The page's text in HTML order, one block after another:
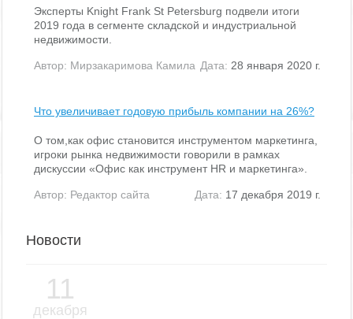
Эксперты Knight Frank St Petersburg подвели итоги
2019 года в сегменте складской и индустриальной
недвижимости.
Автор: Мирзакаримова Камила Дата: 28 января 2020 г.
Что увеличивает годовую прибыль компании на 26%?
О том,как офис становится инструментом маркетинга,
игроки рынка недвижимости говорили в рамках
дискуссии «Офис как инструмент HR и маркетинга».
Автор: Редактор сайта Дата: 17 декабря 2019 г.
Новости
11
декабря